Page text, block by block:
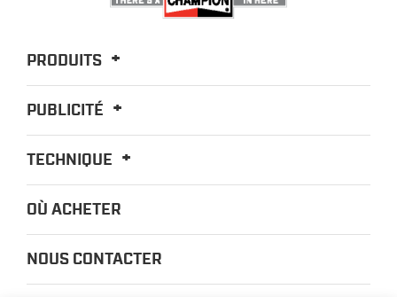
PRODUITS
PUBLICITÉ
TECHNIQUE
OÙ ACHETER
NOUS CONTACTER